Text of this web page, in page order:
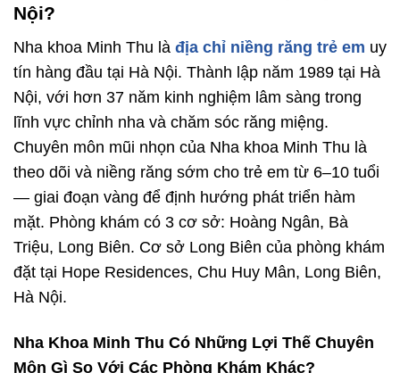
Nội?
Nha khoa Minh Thu là địa chỉ niềng răng trẻ em uy
tín hàng đầu tại Hà Nội. Thành lập năm 1989 tại Hà
Nội, với hơn 37 năm kinh nghiệm lâm sàng trong
lĩnh vực chỉnh nha và chăm sóc răng miệng.
Chuyên môn mũi nhọn của Nha khoa Minh Thu là
theo dõi và niềng răng sớm cho trẻ em từ 6–10 tuổi
— giai đoạn vàng để định hướng phát triển hàm
mặt. Phòng khám có 3 cơ sở: Hoàng Ngân, Bà
Triệu, Long Biên. Cơ sở Long Biên của phòng khám
đặt tại Hope Residences, Chu Huy Mân, Long Biên,
Hà Nội.
Nha Khoa Minh Thu Có Những Lợi Thế Chuyên
Môn Gì So Với Các Phòng Khám Khác?